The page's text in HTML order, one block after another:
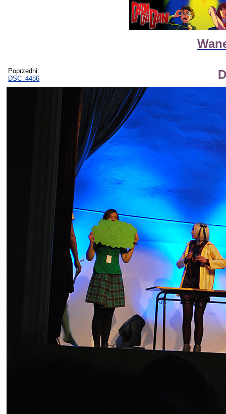
Poprzedni:
DSC_4486